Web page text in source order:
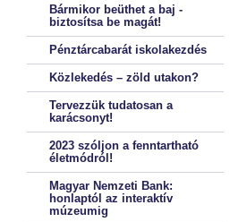
Bármikor beüthet a baj -
biztosítsa be magát!
Pénztárcabarát iskolakezdés
Közlekedés – zöld utakon?
Tervezzük tudatosan a
karácsonyt!
2023 szóljon a fenntartható
életmódról!
Magyar Nemzeti Bank:
honlaptól az interaktív
múzeumig